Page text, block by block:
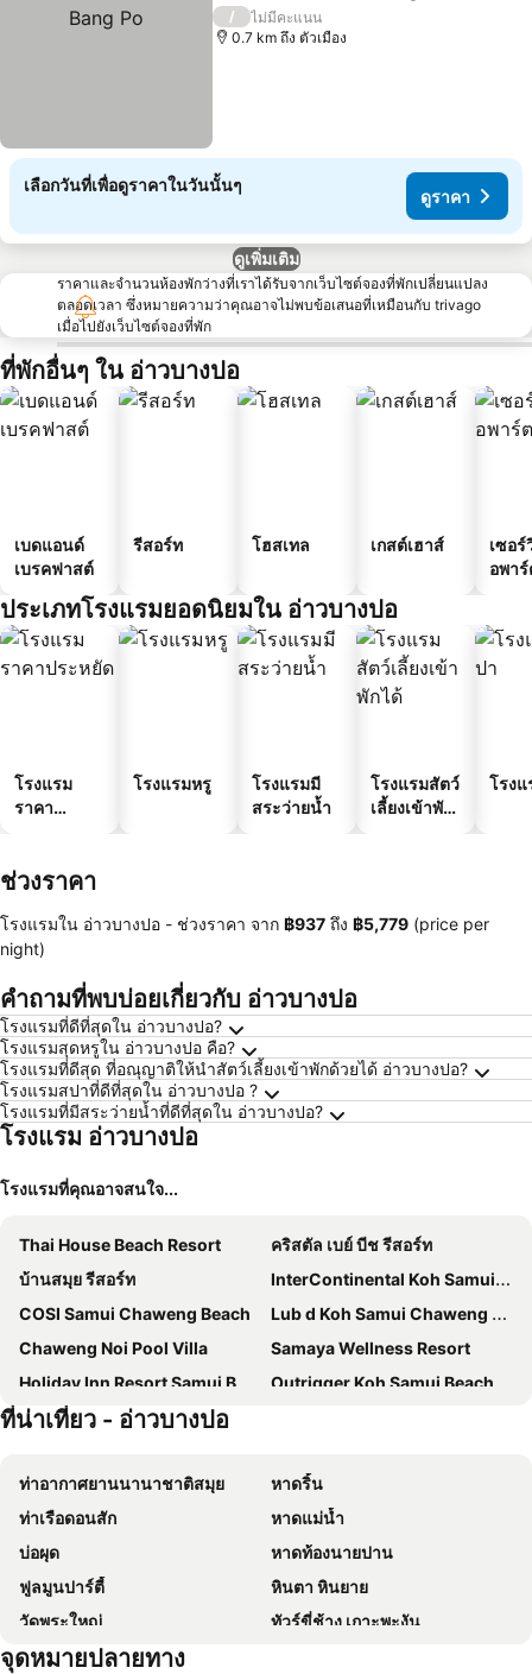
/
ไม่มีคะแนน
0.7 km ถึง ตัวเมือง
เลือกวันที่เพื่อดูราคาในวันนั้นๆ
ดูราคา
ดูเพิ่มเติม
ราคาและจำนวนห้องพักว่างที่เราได้รับจากเว็บไซต์จองที่พักเปลี่ยนแปลง
ตลอดเวลา ซึ่งหมายความว่าคุณอาจไม่พบข้อเสนอที่เหมือนกับ trivago
เมื่อไปยังเว็บไซต์จองที่พัก
ที่พักอื่นๆ ใน อ่าวบางปอ
เบดแอนด์
เบรคฟาสต์
รีสอร์ท โฮสเทล เกสต์เฮาส์
เซอร์
อพา
ประเภทโรงแรมยอดนิยมใน อ่าวบางปอ
โรงแรม
ราคา
โรงแรมหรู
โรงแรมมี
สระว่ายน้ำ
โรงแรมสัตว์
เลี้ยงเข้าพัก
โรง
ช่วงราคา
โรงแรมใน อ่าวบางปอ - ช่วงราคา จาก ‎฿937 ถึง ‎฿5,779 (price per
night)
คำถามที่พบบ่อยเกี่ยวกับ อ่าวบางปอ
โรงแรมที่ดีที่สุดใน อ่าวบางปอ?
โรงแรมสุดหรูใน อ่าวบางปอ คือ?
โรงแรมที่ดีสุด ที่อณุญาติให้นำสัตว์เลี้ยงเข้าพักด้วยได้ อ่าวบางปอ?
โรงแรมสปาที่ดีที่สุดใน อ่าวบางปอ ?
โรงแรมที่มีสระว่ายน้ำที่ดีที่สุดใน อ่าวบางปอ?
โรงแรม อ่าวบางปอ
โรงแรมที่คุณอาจสนใจ...
Thai House Beach Resort
คริสตัล เบย์ บีช รีสอร์ท
บ้านสมุย รีสอร์ท
InterContinental Koh Samui Resort by IHG
COSI Samui Chaweng Beach
Lub d Koh Samui Chaweng Beach
Chaweng Noi Pool Villa
Samaya Wellness Resort
Holiday Inn Resort Samui Bophut Beach By Ihg
Outrigger Koh Samui Beach Resort
Tiki Beach Koh Phangan
White Sand Samui Resort
ฟลอริสท์ รีสอร์ท
LOVE beach club Koh Samui
Combo Beach Hotel Samui
Vannee Golden Sands Beachfront Resort
The Canale Samui Resort
Samui Verticolor
Marine Chaweng Beach Resort
Orchid Residence Samui
Centara Reserve Samui
Nova Samui Resort
ที่น่าเที่ยว - อ่าวบางปอ
ท่าอากาศยานนานาชาติสมุย
หาดริ้น
ท่าเรือดอนสัก
หาดแม่น้ำ
บ่อผุด
หาดท้องนายปาน
ฟูลมูนปาร์ตี้
หินตา หินยาย
วัดพระใหญ่
ทัวร์ขี่ช้าง เกาะพะงัน
น้ำตกธารเสด็จ
จุดหมายปลายทาง